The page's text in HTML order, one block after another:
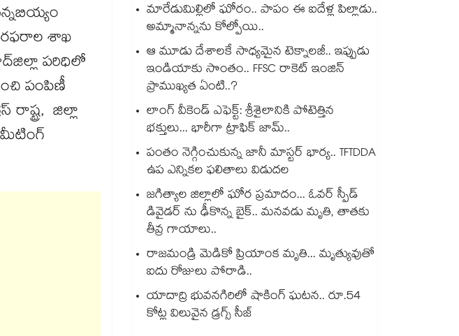
శాఖ
పరిధిలో
పంపిణీ
జిల్లా
మారేడుమిల్లిలో ఘోరం.. పాపం ఈ ఐదేళ్ల పిల్లాడు..
అమ్మానాన్నను కోల్పోయి..
ఆ మూడు దేశాలకే సాధ్యమైన టెక్నాలజీ.. ఇప్పుడు
ఇండియాకు సొంతం.. FFSC రాకెట్ ఇంజిన్
ప్రాముఖ్యత ఏంటి..?
లాంగ్ వీకెండ్ ఎఫెక్ట్: శ్రీశైలానికి పోటెత్తిన
భక్తులు... భారీగా ట్రాఫిక్ జామ్..
పంతం నెగ్గించుకున్న జానీ మాస్టర్ భార్య.. TFTDDA
ఉప ఎన్నికల ఫలితాలు విడుదల
జగిత్యాల జిల్లాలో ఘోర ప్రమాదం... ఓవర్ స్పీడ్
డివైడర్ ను ఢీకొన్న బైక్.. మనవడు మృతి, తాతకు
తీవ్ర గాయాలు..
రాజమండ్రి మెడికో ప్రియాంక మృతి... మృత్యువుతో
ఐదు రోజులు పోరాడి..
యాదాద్రి భువనగిరిలో షాకింగ్ ఘటన.. రూ.54
కోట్ల విలువైన డ్రగ్స్ సీజ్